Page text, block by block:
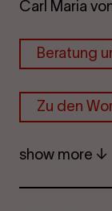
Carl Maria
Beratung
Zu den
show more